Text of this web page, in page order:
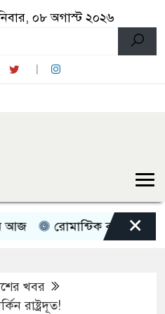
০৮ অগাস্ট ২০২৬
রোমান্টিক বার্তা দিলেন×
খবর
রাষ্ট্রদূত!